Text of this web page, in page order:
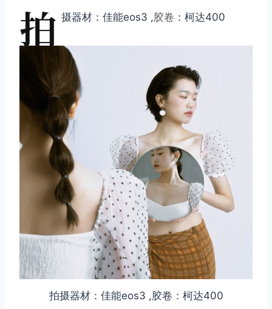
拍 摄器材：佳能eos3 ,胶卷 ：柯达400
拍摄器材：佳能eos3 ,胶卷：柯达400